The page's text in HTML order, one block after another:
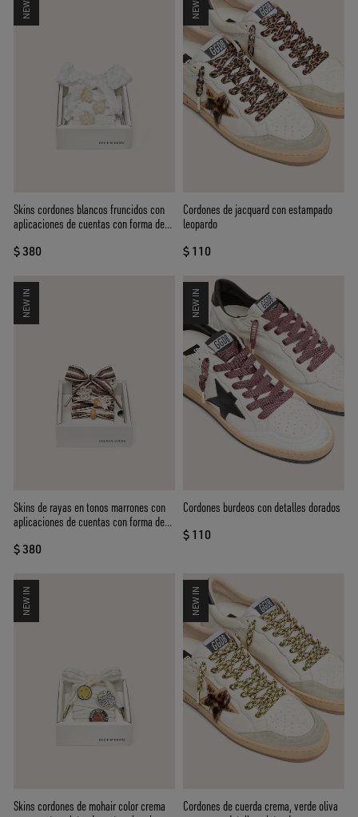
Skins cordones blancos fruncidos con
aplicaciones de cuentas con forma de
$ 380
Cordones de jacquard con estampado
leopardo
$ 110
NEW IN
Skins de rayas en tonos marrones con
aplicaciones de cuentas con forma de
$ 380
NEW IN
Cordones burdeos con detalles dorados
$ 110
NEW IN
Skins cordones de mohair color crema
NEW IN
Cordones de cuerda crema, verde oliva